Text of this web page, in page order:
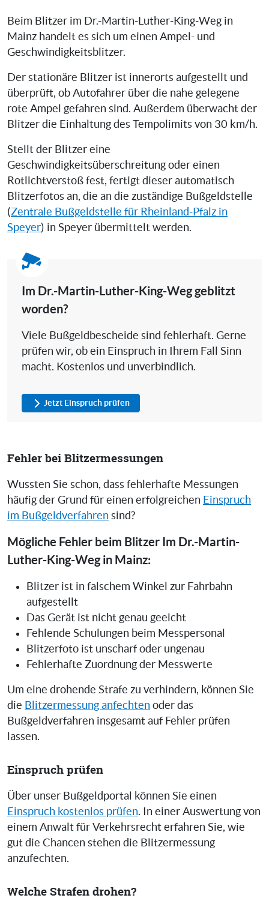
Beim Blitzer im Dr.-Martin-Luther-King-Weg in
Mainz handelt es sich um einen Ampel- und
Geschwindigkeitsblitzer.
Der stationäre Blitzer ist innerorts aufgestellt und
überprüft, ob Autofahrer über die nahe gelegene
rote Ampel gefahren sind. Außerdem überwacht der
Blitzer die Einhaltung des Tempolimits von 30 km/h.
Stellt der Blitzer eine
Geschwindigkeitsüberschreitung oder einen
Rotlichtverstoß fest, fertigt dieser automatisch
Blitzerfotos an, die an die zuständige Bußgeldstelle
(Zentrale Bußgeldstelle für Rheinland-Pfalz in
Speyer) in Speyer übermittelt werden.
Im Dr.-Martin-Luther-King-Weg geblitzt
worden?
Viele Bußgeldbescheide sind fehlerhaft. Gerne
prüfen wir, ob ein Einspruch in Ihrem Fall Sinn
macht. Kostenlos und unverbindlich.
Jetzt Einspruch prüfen
Fehler bei Blitzermessungen
Wussten Sie schon, dass fehlerhafte Messungen
häufig der Grund für einen erfolgreichen Einspruch
im Bußgeldverfahren sind?
Mögliche Fehler beim Blitzer Im Dr.-Martin-
Luther-King-Weg in Mainz:
Blitzer ist in falschem Winkel zur Fahrbahn
aufgestellt
Das Gerät ist nicht genau geeicht
Fehlende Schulungen beim Messpersonal
Blitzerfoto ist unscharf oder ungenau
Fehlerhafte Zuordnung der Messwerte
Um eine drohende Strafe zu verhindern, können Sie
die Blitzermessung anfechten oder das
Bußgeldverfahren insgesamt auf Fehler prüfen
lassen.
Einspruch prüfen
Über unser Bußgeldportal können Sie einen
Einspruch kostenlos prüfen. In einer Auswertung von
einem Anwalt für Verkehrsrecht erfahren Sie, wie
gut die Chancen stehen die Blitzermessung
anzufechten.
Welche Strafen drohen?